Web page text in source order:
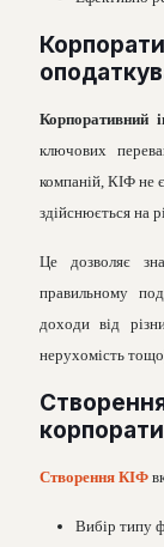
Корпоративний
ключових
компаній, КІФ не
здійснюється на
Це дозволяє
правильному
доходи від
нерухомість
Створення КІФ
Вибір типу